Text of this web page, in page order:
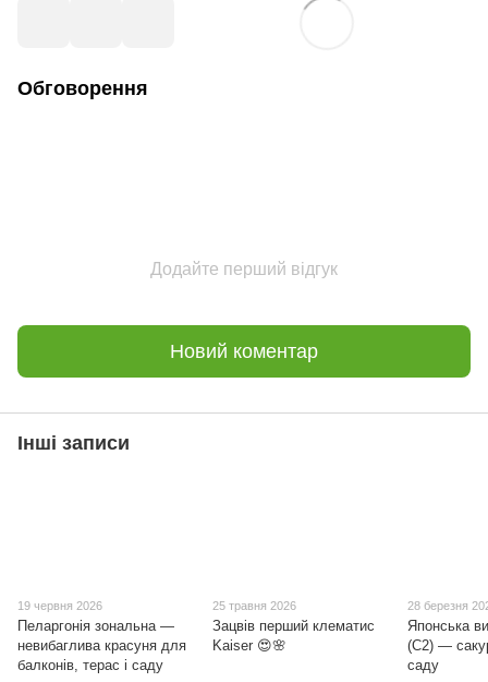
Обговорення
Додайте перший відгук
Новий коментар
Інші записи
19 червня 2026
Пеларгонія зональна —
невибаглива красуня для
балконів, терас і саду
25 травня 2026
Зацвів перший клематис
Kaiser 😍🌸
28 березня
Японська
(С2) —
саду